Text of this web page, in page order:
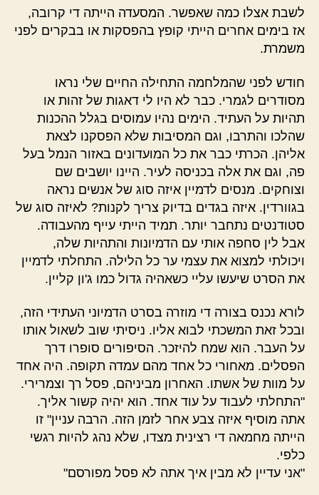
לשבת אצלו כמה שאפשר. המסעדה הייתה די קרובה,
אז בימים אחרים הייתי קופץ בהפסקות או בבקרים לפני
משמרת.
חודש לפני שהמלחמה התחילה החיים שלי נראו
מסודרים לגמרי. כבר לא היו לי דאגות של זהות או
תהיות על העתיד. הימים נהיו עמוסים בגלל ההכנות
שהלכו והתרבו, וגם המסיבות שלא הפסקנו לצאת
אליהן. הכרתי כבר את כל המועדונים באזור הנמל בעל
פה, וגם את אלה בכניסה לעיר. היינו יושבים שם
וצוחקים. מנסים לדמיין איזה סוג של אנשים נראה
בגוורדין. איזה בגדים בדיוק צריך לקנות? לאיזה סוג של
סטודנטים נתחבר יותר. תמיד הייתי עייף מהעבודה.
אבל לין סחפה אותי עם הדמיונות והתהיות שלה,
ויכולתי למצוא את עצמי ער כל הלילה. התחלתי לדמיין
את הסרט שיעשו עליי כשאהיה גדול כמו ג'ון קליין.
לורא נכנס בצורה די מוזרה בסרט הדמיוני העתידי הזה,
ובכל זאת המשכתי לבוא אליו. ניסיתי שוב לשאול אותו
על העבר. הוא שמח להיזכר. הסיפורים סופרו דרך
הפסלים. מאחורי כל אחד מהם עמדה תקופה. היה אחד
על מוות של אשתו. האחרון מביניהם, פסל רך וצמרירי.
"התחלתי לעבוד על עוד אחד. הוא יהיה קשור אליך.
אתה מוסיף איזה צבע אחר לזמן הזה. הרבה עניין" זו
הייתה מחמאה די רצינית מצדו, שלא נהג להיות רגשי
כלפי.
"אני עדיין לא מבין איך אתה לא פסל מפורסם"